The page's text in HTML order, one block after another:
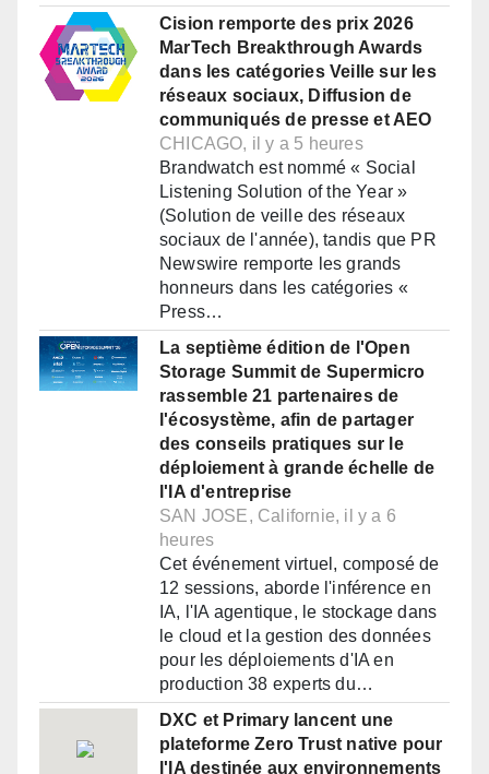
Cision remporte des prix 2026
MarTech Breakthrough Awards
dans les catégories Veille sur les
réseaux sociaux, Diffusion de
communiqués de presse et AEO
CHICAGO, il y a 5 heures
Brandwatch est nommé « Social
Listening Solution of the Year »
(Solution de veille des réseaux
sociaux de l'année), tandis que PR
Newswire remporte les grands
honneurs dans les catégories «
Press…
La septième édition de l'Open
Storage Summit de Supermicro
rassemble 21 partenaires de
l'écosystème, afin de partager
des conseils pratiques sur le
déploiement à grande échelle de
l'IA d'entreprise
SAN JOSE, Californie, il y a 6
heures
Cet événement virtuel, composé de
12 sessions, aborde l'inférence en
IA, l'IA agentique, le stockage dans
le cloud et la gestion des données
pour les déploiements d'IA en
production 38 experts du…
DXC et Primary lancent une
plateforme Zero Trust native pour
l'IA destinée aux environnements